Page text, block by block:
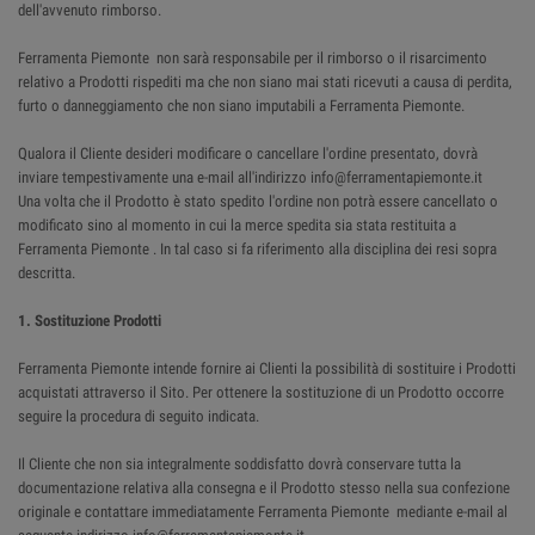
dell'avvenuto rimborso.
Ferramenta Piemonte non sarà responsabile per il rimborso o il risarcimento
relativo a Prodotti rispediti ma che non siano mai stati ricevuti a causa di perdita,
furto o danneggiamento che non siano imputabili a Ferramenta Piemonte.
Qualora il Cliente desideri modificare o cancellare l'ordine presentato, dovrà
inviare tempestivamente una e-mail all'indirizzo info@ferramentapiemonte.it
Una volta che il Prodotto è stato spedito l'ordine non potrà essere cancellato o
modificato sino al momento in cui la merce spedita sia stata restituita a
Ferramenta Piemonte . In tal caso si fa riferimento alla disciplina dei resi sopra
descritta.
1. Sostituzione Prodotti
Ferramenta Piemonte intende fornire ai Clienti la possibilità di sostituire i Prodotti
acquistati attraverso il Sito. Per ottenere la sostituzione di un Prodotto occorre
seguire la procedura di seguito indicata.
Il Cliente che non sia integralmente soddisfatto dovrà conservare tutta la
documentazione relativa alla consegna e il Prodotto stesso nella sua confezione
originale e contattare immediatamente Ferramenta Piemonte mediante e-mail al